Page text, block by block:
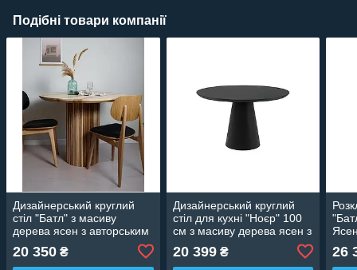
Подібні товари компанії
Дизайнерський круглий
стіл "Батл" з масиву
дерева ясен з авторським
20 350 ₴
Дизайнерський круглий
стіл для кухні "Ноєр" 100
см з масиву дерева ясен з
20 399₴ 26